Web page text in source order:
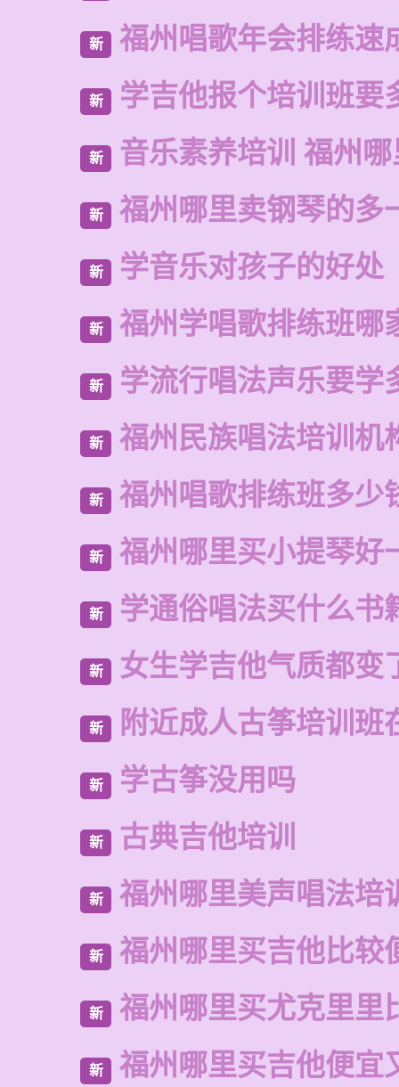
新 福州唱歌年会排练速
新 学吉他报个培训班要
新 音乐素养培训 福州
新 福州哪里卖钢琴的多
新 学音乐对孩子的好处
新 福州学唱歌排练班哪
新 学流行唱法声乐要学
新 福州民族唱法培训机
新 福州唱歌排练班多少
新 福州哪里买小提琴好
新 学通俗唱法买什么书
新 女生学吉他气质都变
新 附近成人古筝培训班
新 学古筝没用吗
新 古典吉他培训
新 福州哪里美声唱法培
新 福州哪里买吉他比较
新 福州哪里买尤克里里
新 福州哪里买吉他便宜